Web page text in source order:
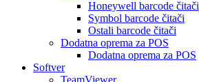
Honeywell barcode čitači
Symbol barcode čitači
Ostali barcode čitači
Dodatna oprema za POS
Dodatna oprema za POS
Softver
TeamViewer